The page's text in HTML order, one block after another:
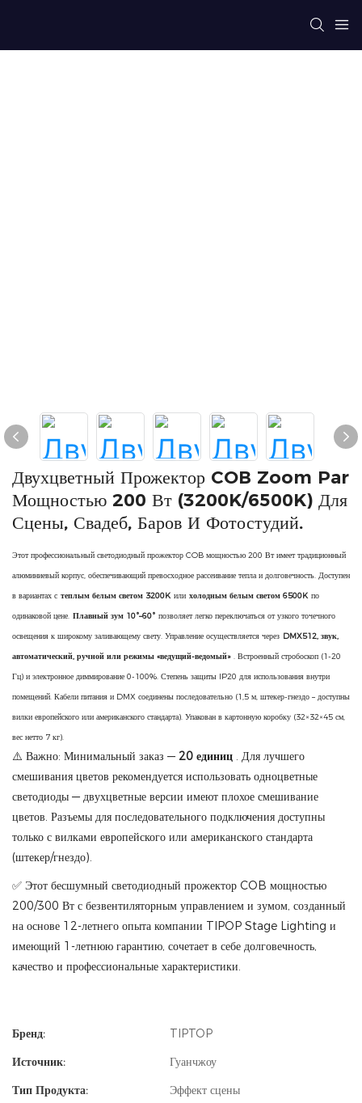
Двухцветный Прожектор COB Zoom Par
Мощностью 200 Вт (3200K/6500K) Для
Сцены, Свадеб, Баров И Фотостудий.
Этот профессиональный светодиодный прожектор COB мощностью 200 Вт имеет традиционный
алюминиевый корпус, обеспечивающий превосходное рассеивание тепла и долговечность. Доступен
в вариантах с теплым белым светом 3200K или холодным белым светом 6500K по
одинаковой цене. Плавный зум 10°–60° позволяет легко переключаться от узкого точечного
освещения к широкому заливающему свету. Управление осуществляется через DMX512, звук,
автоматический, ручной или режимы «ведущий-ведомый» . Встроенный стробоскоп (1-20
Гц) и электронное диммирование 0-100%. Степень защиты IP20 для использования внутри
помещений. Кабели питания и DMX соединены последовательно (1,5 м, штекер-гнездо – доступны
вилки европейского или американского стандарта). Упакован в картонную коробку (32×32×45 см,
вес нетто 7 кг).
⚠️ Важно: Минимальный заказ — 20 единиц . Для лучшего
смешивания цветов рекомендуется использовать одноцветные
светодиоды — двухцветные версии имеют плохое смешивание
цветов. Разъемы для последовательного подключения доступны
только с вилками европейского или американского стандарта
(штекер/гнездо).
✅ Этот бесшумный светодиодный прожектор COB мощностью
200/300 Вт с безвентиляторным управлением и зумом, созданный
на основе 12-летнего опыта компании TIPOP Stage Lighting и
имеющий 1-летнюю гарантию, сочетает в себе долговечность,
качество и профессиональные характеристики.
Бренд:
TIPTOP
Источник:
Гуанчжоу
Тип Продукта:
Эффект сцены